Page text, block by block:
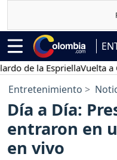
la EspriellaVuelta a
Entretenimiento
Día a Día:
entraron en
en vivo